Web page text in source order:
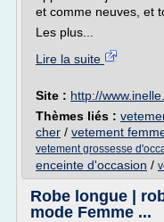
et comme neuves, et
Les plus...
Lire la suite
Site : http://
Thèmes liés :
cher / vetement
vetement grossesse
enceinte d'occasion /
Robe longue |
mode Femme ...